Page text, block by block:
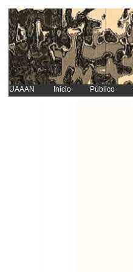
UAAAN Inicio Público